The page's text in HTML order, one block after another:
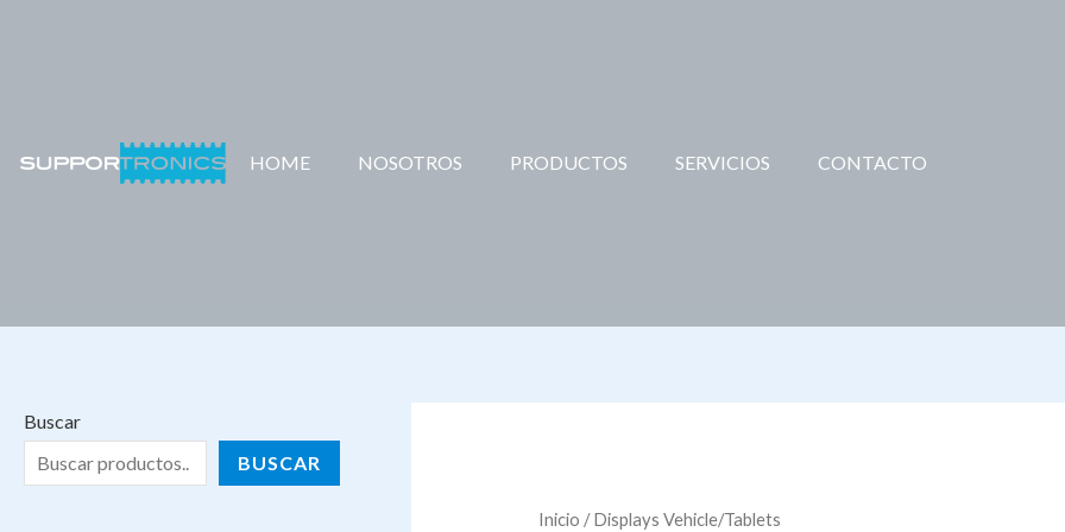
HOME NOSOTROS PRODUCTOS SERVICIOS CONTACTO
Buscar
BUSCAR
Inicio / Displays Vehicle/Tablets